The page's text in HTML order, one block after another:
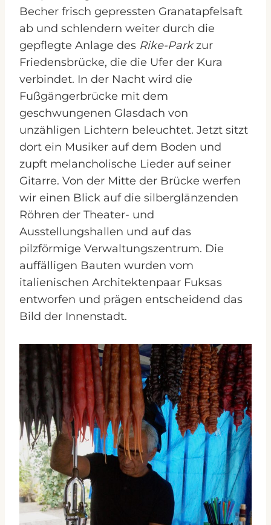
Becher frisch gepressten Granatapfelsaft
ab und schlendern weiter durch die
gepflegte Anlage des Rike-Parkzur
Friedensbrücke, die die Ufer der Kura
verbindet. In der Nacht wird die
Fußgängerbrücke mit dem
geschwungenen Glasdach von
unzähligen Lichtern beleuchtet. Jetzt sitzt
dort ein Musiker auf dem Boden und
zupft melancholische Lieder auf seiner
Gitarre. Von der Mitte der Brücke werfen
wir einen Blick auf die silberglänzenden
Röhren der Theater- und
Ausstellungshallen und auf das
pilzförmige Verwaltungszentrum. Die
auffälligen Bauten wurden vom
italienischen Architektenpaar Fuksas
entworfen und prägen entscheidend das
Bild der Innenstadt.